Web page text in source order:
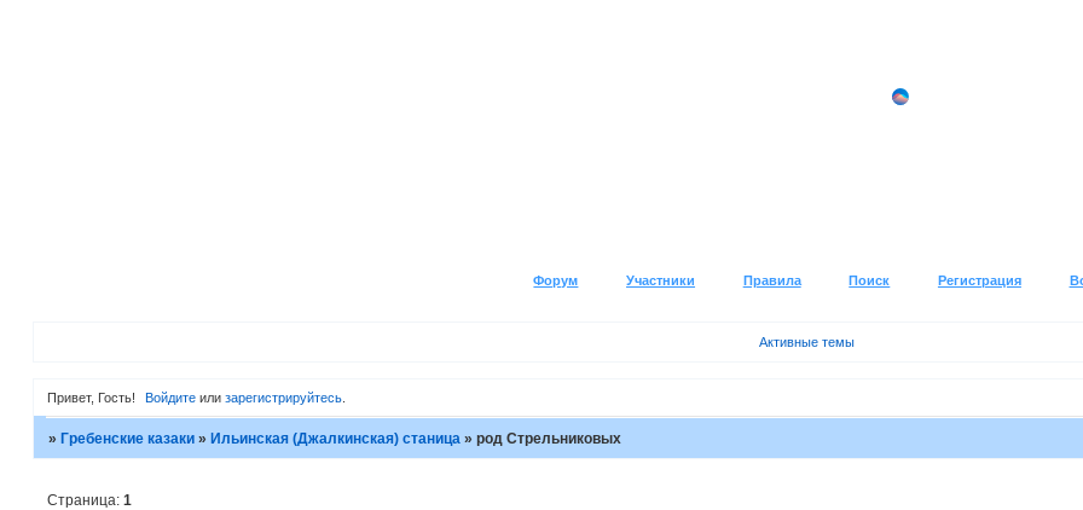
Форум Участники Правила Поиск Регистрация
Активные темы
Привет, Гость! Войдите илизарегистрируйтесь
» Гребенские казаки » Ильинская (Джалкинская) станица » род Стрельниковых
Страница: 1